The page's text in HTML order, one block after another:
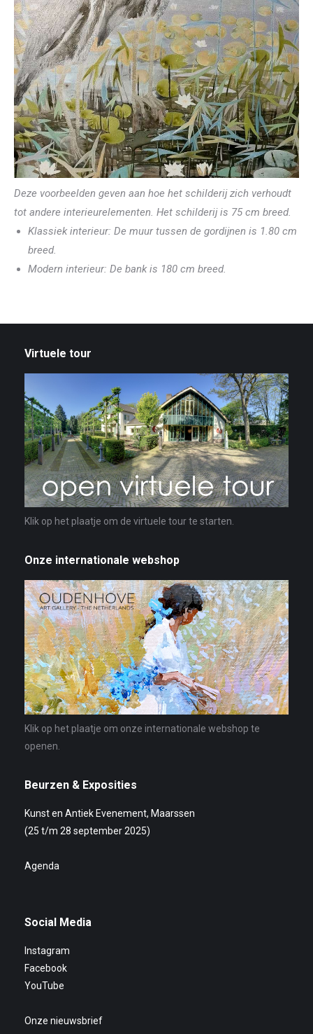
Deze voorbeelden geven aan hoe het schilderij zich verhoudt
tot andere interieurelementen. Het schilderij is 75 cm breed.
Klassiek interieur: De muur tussen de gordijnen is 1.80 cm
breed.
Modern interieur: De bank is 180 cm breed.
Virtuele tour
Klik op het plaatje om de virtuele tour te starten.
Onze internationale webshop
Klik op het plaatje om onze internationale webshop te
openen.
Beurzen & Exposities
Kunst en Antiek Evenement, Maarssen
(25 t/m 28 september 2025)
Agenda
Social Media
Instagram
Facebook
YouTube
Onze nieuwsbrief